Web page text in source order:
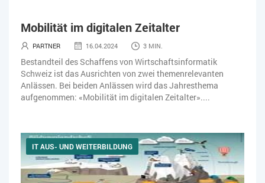
Mobilität im digitalen Zeitalter
PARTNER 16.04.2024 3 MIN.
Bestandteil des Schaffens von Wirtschaftsinformatik
Schweiz ist das Ausrichten von zwei themenrelevanten
Anlässen. Bei beiden Anlässen wird das Jahresthema
aufgenommen: «Mobilität im digitalen Zeitalter»....
IT AUS- UND WEITERBILDUNG